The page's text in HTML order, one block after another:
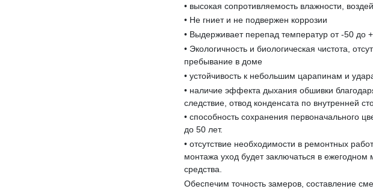
• высокая сопротивляемость влажности,
• Не гниет и не подвержен коррозии
• Выдерживает перепад температур от -50 до
• Экологичность и биологическая чистота,
пребывание в доме
• устойчивость к небольшим царапинам и
• наличие эффекта дыхания обшивки
следствие, отвод конденсата по внутренней
• способность сохранения первоначального
до 50 лет.
• отсутствие необходимости в ремонтных
монтажа уход будет заключаться в
средства.
Обеспечим точность замеров, составление